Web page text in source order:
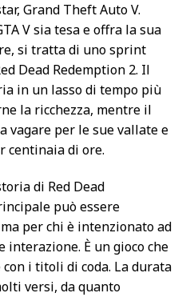
Grand Theft Auto V.
V sia tesa e offra la sua
si tratta di uno sprint
Dead Redemption 2. Il
in un lasso di tempo più
la ricchezza, mentre il
vagare per le sue vallate e
centinaia di ore.
di Red Dead
può essere
per chi è intenzionato ad
interazione. È un gioco che
i titoli di coda. La durata
versi, da quanto